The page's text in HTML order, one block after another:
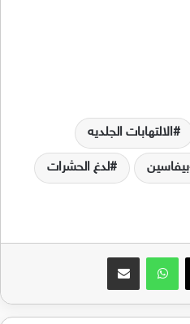
الالتهابات الجلديه
بيفاسين لدغ الحشرات
واتساب